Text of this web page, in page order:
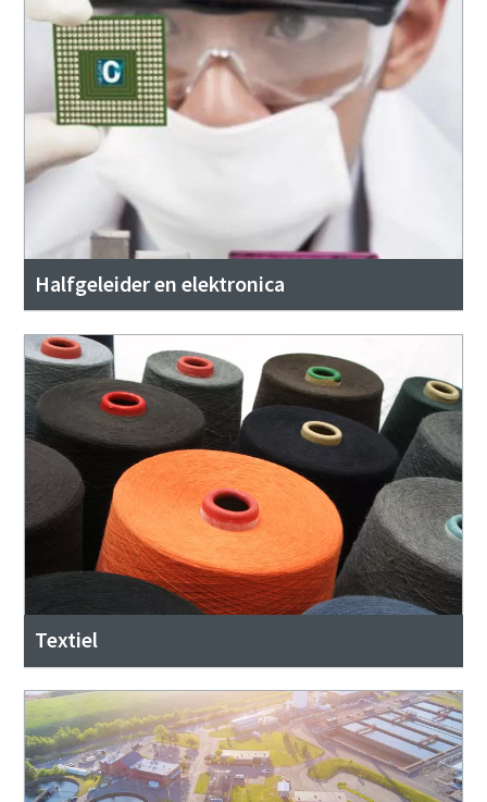
Halfgeleider en elektronica
Textiel